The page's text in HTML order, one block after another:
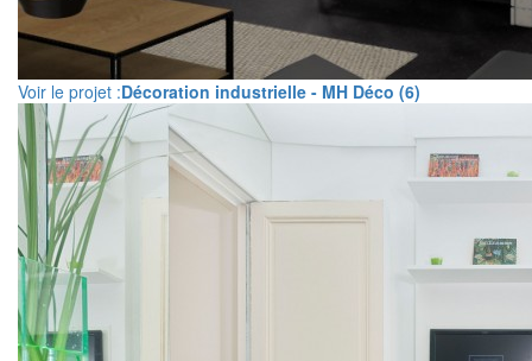
Voir le projet :Décoration industrielle - MH Déco (6)